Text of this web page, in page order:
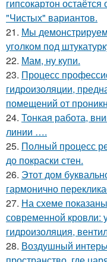
гипсокартон
"Чистых" вариантов.
21. Мы
уголком под
22. Мам, ну купи.
23. Процесс
гидроизоляции,
помещений от
24. Тонкая работа,
линии ….
25. Полный процесс
до покраски стен.
26. Этот дом
гармонично
27. На схеме
современной кровли:
гидроизоляция,
28. Воздушный